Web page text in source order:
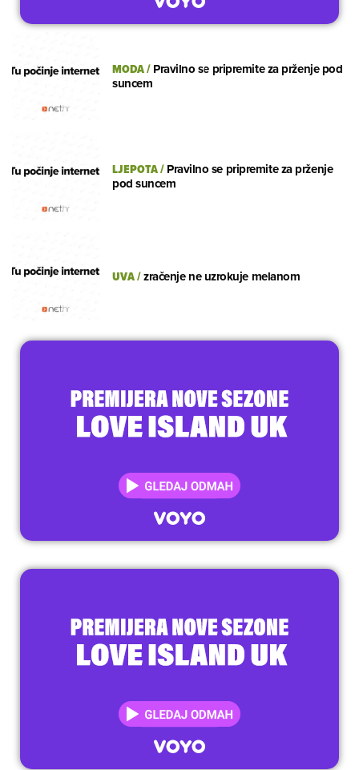
MODA/Pravilno se pripremite za prženje pod
suncem
LJEPOTA/Pravilno se pripremite za prženje
pod suncem
UVA/zračenje ne uzrokuje melanom